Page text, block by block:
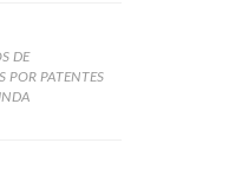
DE
POR PATENTES